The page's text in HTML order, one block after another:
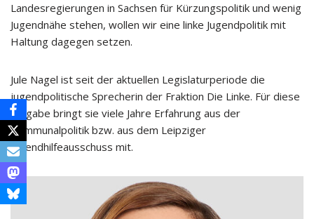
Landesregierungen in Sachsen für Kürzungspolitik und wenig
Jugendnähe stehen, wollen wir eine linke Jugendpolitik mit
Haltung dagegen setzen.
Jule Nagel ist seit der aktuellen Legislaturperiode die
jugendpolitische Sprecherin der Fraktion Die Linke. Für diese
Aufgabe bringt sie viele Jahre Erfahrung aus der
Kommunalpolitik bzw. aus dem Leipziger
Jugendhilfeausschuss mit.